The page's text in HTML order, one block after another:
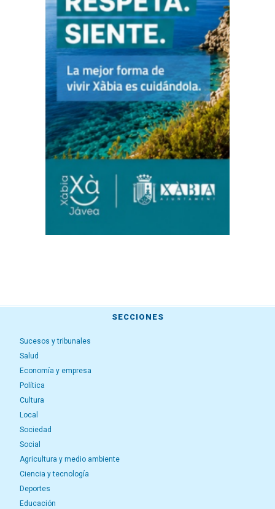
SECCIONES
Sucesos y tribunales
Salud
Economía y empresa
Política
Cultura
Local
Sociedad
Social
Agricultura y medio ambiente
Ciencia y tecnología
Deportes
Educación